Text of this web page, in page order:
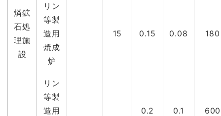
燐鉱
石処
理施
設
リン
等製
造用
焼成
炉
15 0.15 0.08 180
リン
等製
造用
0.2 0.1 600